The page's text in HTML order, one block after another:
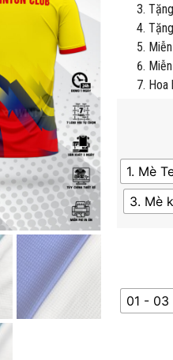
Hoa
1. Mè
3. Mè
01 - 03